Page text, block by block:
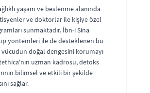
yaşam ve beslenme alanında
ve doktorlar ile kişiye özel
sunmaktadır. İbn-i Sina
yöntemleri ile de desteklenen bu
doğal dengesini korumayı
uzman kadrosu, detoks
bilimsel ve etkili bir şekilde
sağlar.